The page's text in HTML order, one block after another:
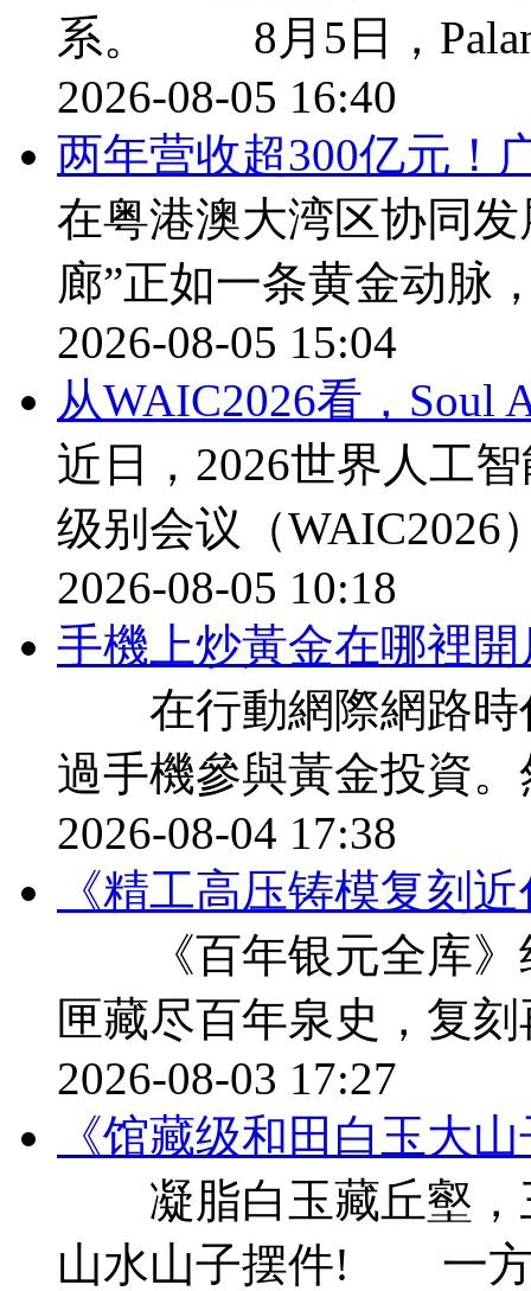
系。 8月5日，
2026-08-05 16:40
两年营收超300亿元！
在粤港澳大湾区协同
廊”正如一条黄金动脉
2026-08-05 15:04
从WAIC2026看，Soul
近日，2026世界人工
级别会议（WAIC2026
2026-08-05 10:18
手機上炒黃金在哪裡
在行動網際網路時
過手機參與黃金投資
2026-08-04 17:38
《精工高压铸模复刻
《百年银元全库
匣藏尽百年泉史，复
2026-08-03 17:27
《馆藏级和田白玉大
凝脂白玉藏丘壑，
山水山子摆件! 一方